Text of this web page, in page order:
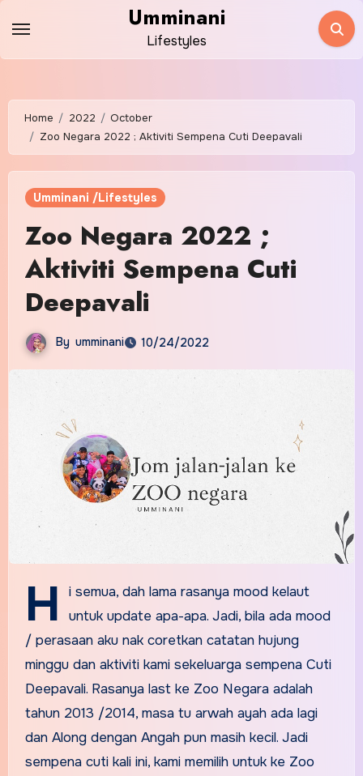
content
Umminani
Lifestyles
Home 2022
October
Zoo Negara 2022 ; Aktiviti Sempena Cuti Deepavali
Umminani /Lifestyles
Zoo Negara 2022 ;
Aktiviti Sempena Cuti
Deepavali
By umminani 10/24/2022
H
i semua, dah lama rasanya mood kelaut
untuk update apa-apa. Jadi, bila ada mood
/ perasaan aku nak coretkan catatan hujung
minggu dan aktiviti kami sekeluarga sempena Cuti
Deepavali. Rasanya last ke Zoo Negara adalah
tahun 2013 /2014, masa tu arwah ayah ada lagi
dan Along dengan Angah pun masih kecil. Jadi
sempena cuti kali ini, kami memilih untuk ke Zoo